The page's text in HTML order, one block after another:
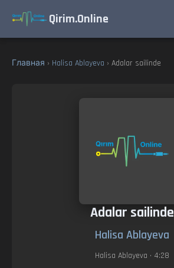
Qirim.Online
Главная › Halisa Ablayeva › Adalar sailinde
Adalar sailinde
Halisa Ablayeva
Halisa Ablayeva • 4:28